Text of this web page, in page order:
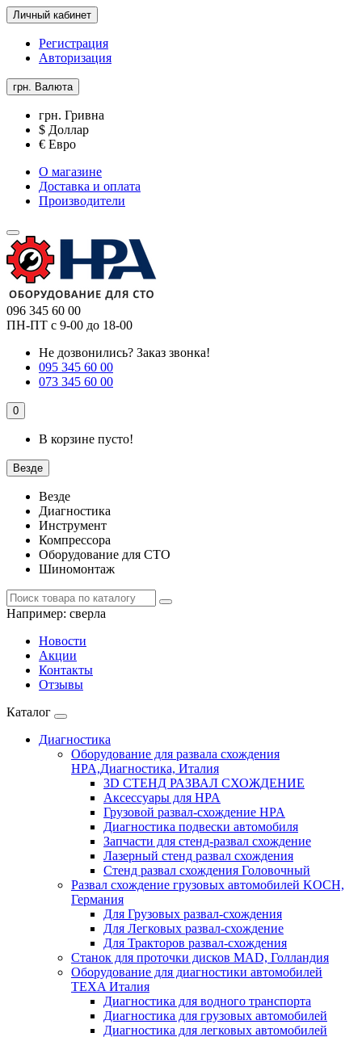
Личный кабинет
Регистрация
Авторизация
грн. Валюта
грн. Гривна
$ Доллар
€ Евро
О магазине
Доставка и оплата
Производители
096 345 60 00
ПН-ПТ с 9-00 до 18-00
Не дозвонились? Заказ звонка!
095 345 60 00
073 345 60 00
0
В корзине пусто!
Везде
Везде
Диагностика
Инструмент
Компрессора
Оборудование для СТО
Шиномонтаж
Например: сверла
Новости
Акции
Контакты
Отзывы
Каталог
Диагностика
Оборудование для развала схождения
HPA,Диагностика, Италия
3D СТЕНД РАЗВАЛ СХОЖДЕНИЕ
Аксессуары для HPA
Грузовой развал-схождение HPA
Диагностика подвески автомобиля
Запчасти для стенд-развал схождение
Лазерный стенд развал схождения
Стенд развал схождения Головочный
Развал схождение грузовых автомобилей KOCH,
Германия
Для Грузовых развал-схождения
Для Легковых развал-схождение
Для Тракторов развал-схождения
Станок для проточки дисков MAD, Голландия
Оборудование для диагностики автомобилей
TEXA Италия
Диагностика для водного транспорта
Диагностика для грузовых автомобилей
Диагностика для легковых автомобилей